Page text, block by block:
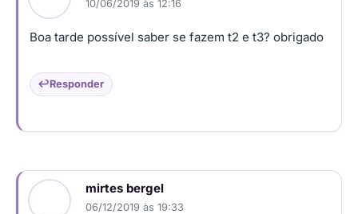
10/06/2019 às 12:16
Boa tarde possível saber se fazem t2 e t3? obrigado
Responder
mirtes bergel
06/12/2019 às 19:33